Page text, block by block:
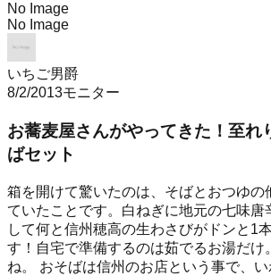
No Image
No Image
いちご男爵
8/2/2013モニター
お蕎麦屋さんがやってきた！至れ
ばセット
箱を開けて驚いたのは、そばとおつゆの
ていたことです。白ねぎに地元の七味唐
して何と信州穂高の生わさびがドンと1
す！自宅で準備するのは茹でるお湯だけ
ね。 おそばは信州のお店という事で、い